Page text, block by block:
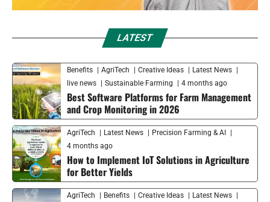
LATEST
Benefits AgriTech Creative Ideas
Latest News
live news
Sustainable Farming 4 months ago
Best Software Platforms for Farm Management
and Crop Monitoring in 2026
AgriTech Latest News
Precision Farming & AI
4 months ago
How to Implement IoT Solutions in Agriculture
for Better Yields
AgriTech Benefits Creative Ideas
Latest News